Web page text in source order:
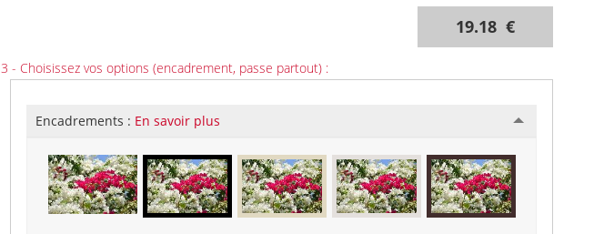
19.18 €
3 - Choisissez vos options (encadrement, passe partout) :
Encadrements : En savoir plus